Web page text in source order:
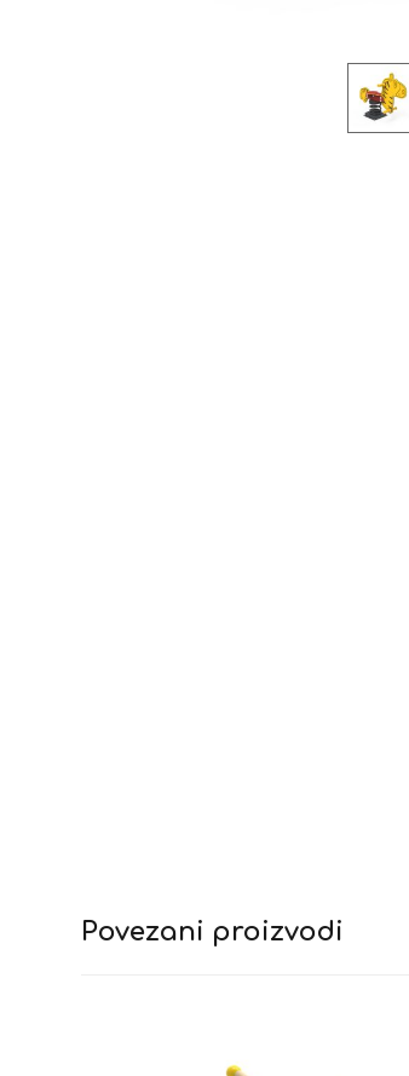
Povezani proizvodi